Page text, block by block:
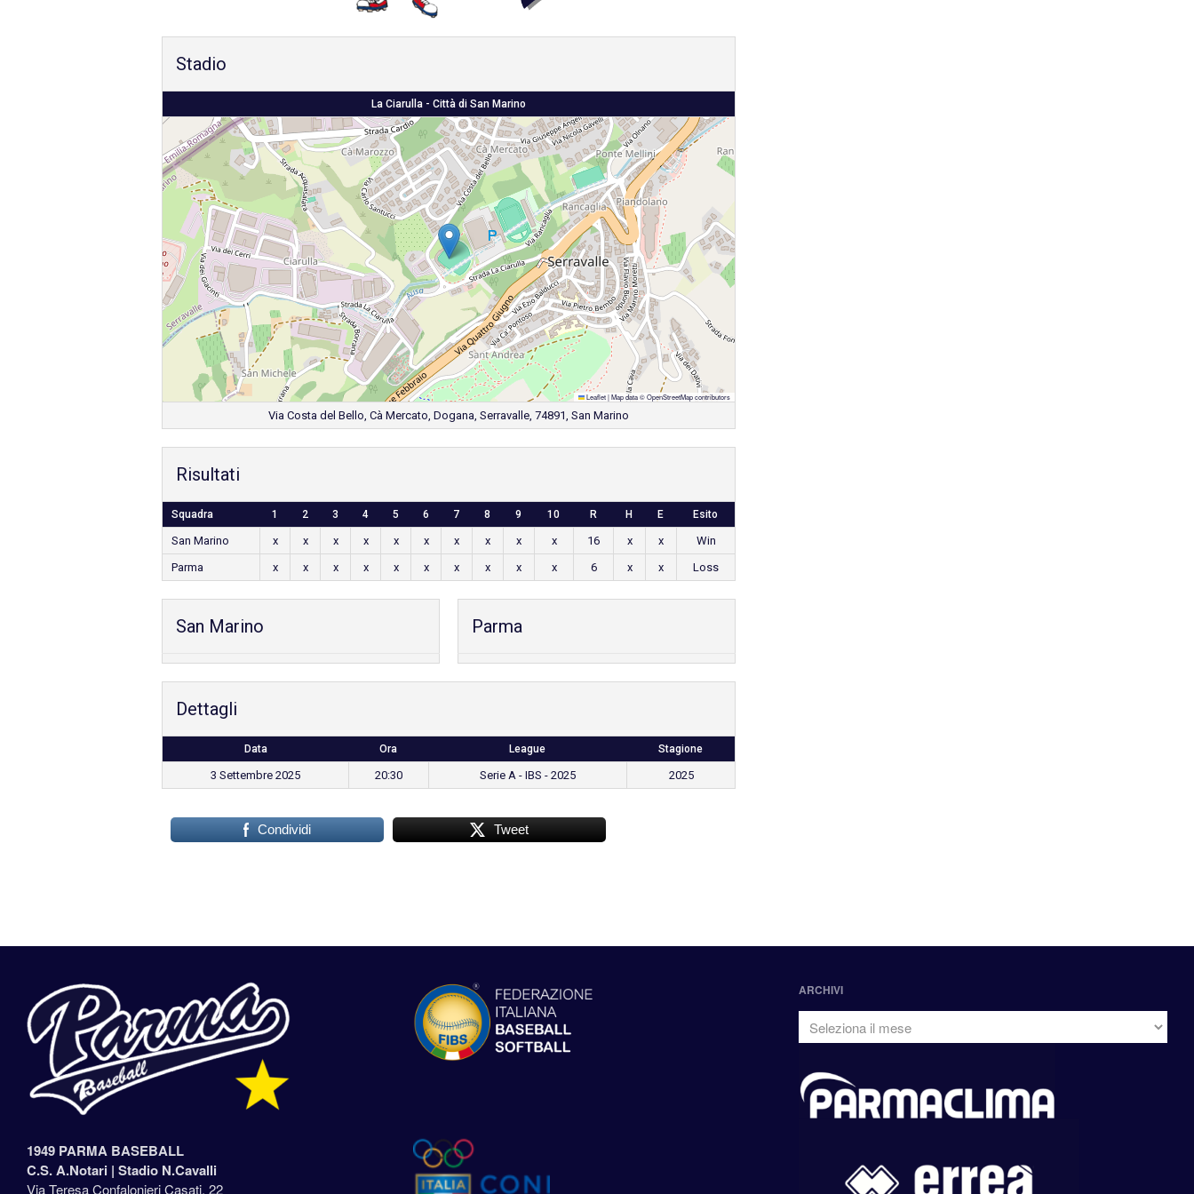
Stadio
La Ciarulla - Città di San Marino
Leaflet|Map data ©OpenStreetMapcontributors
Via Costa del Bello, Cà Mercato, Dogana, Serravalle, 74891, San Marino
Risultati
Squadra 1 2 3 4 5 6 7 8 9 10 R H E Esito
San Marino x x x x x x x x x x 16 x x
Win
Parma
x x x x x x x x x x 6 x x Loss
San Marino Parma
Dettagli
Data Ora League Stagione
3 Settembre 2025 20:30 Serie A - IBS - 2025 2025
Condividi Tweet
1949 PARMA BASEBALL
C.S. A.Notari | Stadio N.Cavalli
Via Teresa Confalonieri Casati, 22
ARCHIVI